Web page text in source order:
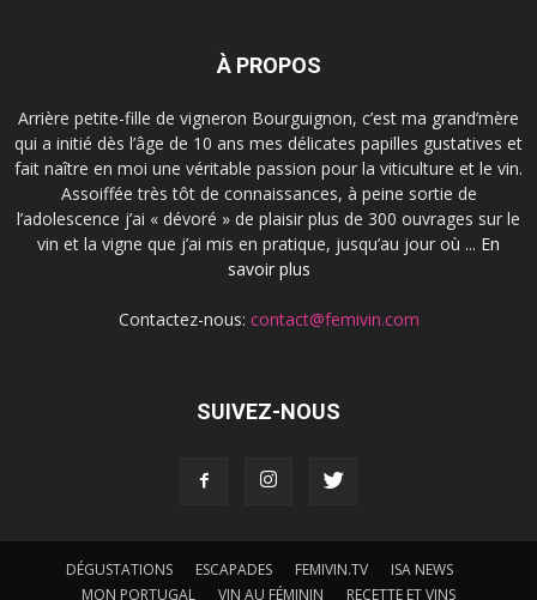
À PROPOS
Arrière petite-fille de vigneron Bourguignon, c’est ma grand’mère
qui a initié dès l’âge de 10 ans mes délicates papilles gustatives et
fait naître en moi une véritable passion pour la viticulture et le vin.
Assoiffée très tôt de connaissances, à peine sortie de
l’adolescence j’ai « dévoré » de plaisir plus de 300 ouvrages sur le
vin et la vigne que j’ai mis en pratique, jusqu’au jour où ... En
savoir plus
Contactez-nous: contact@femivin.com
SUIVEZ-NOUS
DÉGUSTATIONS ESCAPADES FEMIVIN.TV
ISA NEWS
MON PORTUGAL
VIN AU FÉMININ RECETTE ET VINS